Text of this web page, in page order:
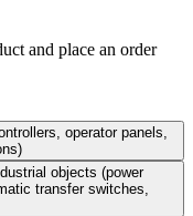
and place an order
operator panels,
objects (power
transfer switches,